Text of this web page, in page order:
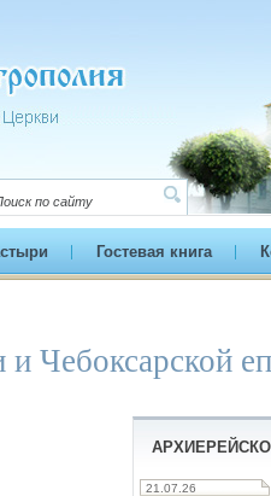
Гостевая книга
Чебоксарской
21.07.26